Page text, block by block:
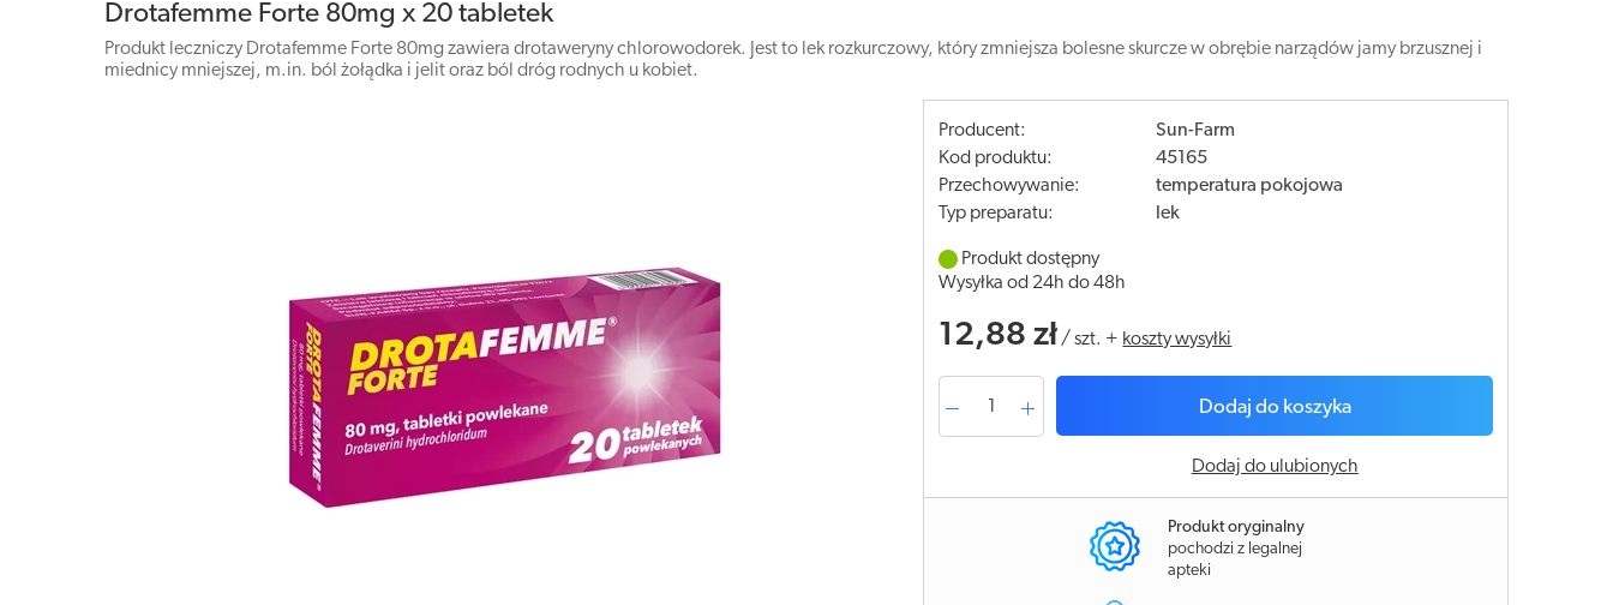
Drotafemme Forte 80mg x 20 tabletek
Produkt leczniczy Drotafemme Forte 80mg zawiera drotaweryny chlorowodorek. Jest to lek rozkurczowy, który zmniejsza bolesne skurcze w obrębie narządów jamy brzusznej i
miednicy mniejszej, m.in. ból żołądka i jelit oraz ból dróg rodnych u kobiet.
Producent:
Sun-Farm
Kod produktu:
45165
Przechowywanie:
temperatura pokojowa
Typ preparatu:
lek
Produkt dostępny
Wysyłka od 24h do 48h
12,88 zł /szt. + koszty wysyłki
Dodaj do koszyka
Dodaj do ulubionych
Produkt oryginalny
pochodzi z legalnej
apteki